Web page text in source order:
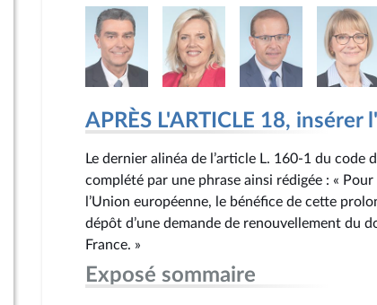
APRÈS L'ARTICLE 18,
Le dernier alinéa de l’article L. 160‑1 du code
complété par une phrase ainsi rédigée : «
l’Union européenne, le bénéfice de cette
dépôt d’une demande de renouvellement du
France. »
Exposé sommaire